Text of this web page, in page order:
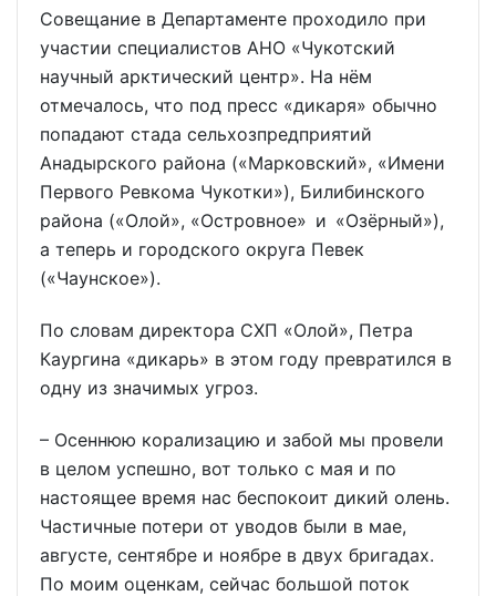
Совещание в Департаменте проходило при
участии специалистов АНО «Чукотский
научный арктический центр». На нём
отмечалось, что под пресс «дикаря» обычно
попадают стада сельхозпредприятий
Анадырского района («Марковский», «Имени
Первого Ревкома Чукотки»), Билибинского
района («Олой», «Островное» и «Озёрный»),
а теперь и городского округа Певек
(«Чаунское»).
По словам директора СХП «Олой», Петра
Каургина «дикарь» в этом году превратился в
одну из значимых угроз.
– Осеннюю корализацию и забой мы провели
в целом успешно, вот только с мая и по
настоящее время нас беспокоит дикий олень.
Частичные потери от уводов были в мае,
августе, сентябре и ноябре в двух бригадах.
По моим оценкам, сейчас большой поток